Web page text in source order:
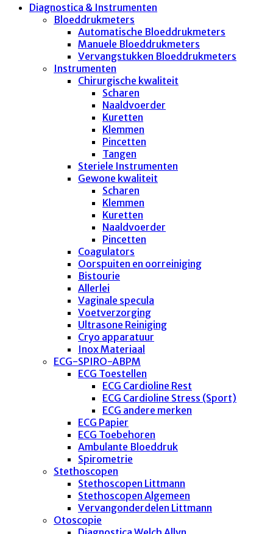
Diagnostica & Instrumenten
Bloeddrukmeters
Automatische Bloeddrukmeters
Manuele Bloeddrukmeters
Vervangstukken Bloeddrukmeters
Instrumenten
Chirurgische kwaliteit
Scharen
Naaldvoerder
Kuretten
Klemmen
Pincetten
Tangen
Steriele Instrumenten
Gewone kwaliteit
Scharen
Klemmen
Kuretten
Naaldvoerder
Pincetten
Coagulators
Oorspuiten en oorreiniging
Bistourie
Allerlei
Vaginale specula
Voetverzorging
Ultrasone Reiniging
Cryo apparatuur
Inox Materiaal
ECG-SPIRO-ABPM
ECG Toestellen
ECG Cardioline Rest
ECG Cardioline Stress (Sport)
ECG andere merken
ECG Papier
ECG Toebehoren
Ambulante Bloeddruk
Spirometrie
Stethoscopen
Stethoscopen Littmann
Stethoscopen Algemeen
Vervangonderdelen Littmann
Otoscopie